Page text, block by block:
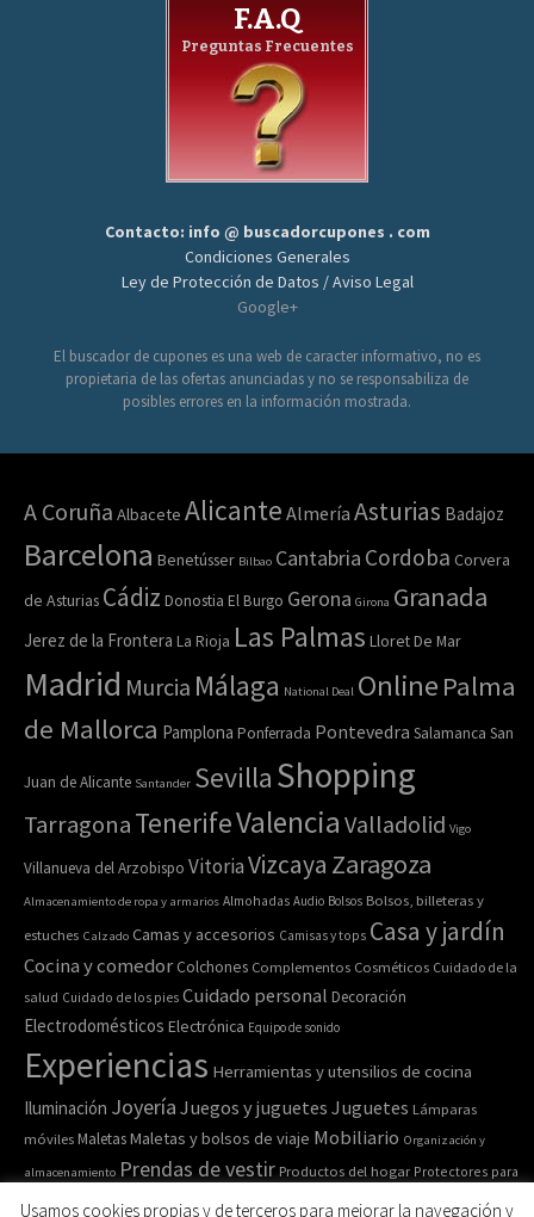
F.A.Q
Preguntas Frecuentes
Contacto: info @ buscadorcupones . com
Condiciones Generales
Ley de Protección de Datos / Aviso Legal
Google+
El buscador de cupones es una web de caracter informativo, no es
propietaria de las ofertas anunciadas y no se responsabiliza de
posibles errores en la información mostrada.
A Coruña Albacete Alicante Almería Asturias Badajoz
Barcelona Benetússer Bilbao Cantabria Cordoba Corvera
de Asturias Cádiz Donostia El Burgo Gerona Girona Granada
Jerez de la Frontera La Rioja Las Palmas Lloret De Mar
Madrid Murcia Málaga National Deal Online Palma
de Mallorca Pamplona Ponferrada Pontevedra Salamanca San
Juan de Alicante Santander Sevilla Shopping
TarragonaTenerifeValencia Valladolid Vigo
Villanueva del Arzobispo VitoriaVizcaya Zaragoza
Almacenamiento de ropa y armarios Almohadas Audio Bolsos Bolsos, billeteras y
estuches Calzado Camas y accesorios Camisas y tops Casa y jardín
Cocina y comedor Colchones Complementos Cosméticos Cuidado de la
salud Cuidado de los pies Cuidado personal Decoración
Electrodomésticos Electrónica Equipo de sonido
Experiencias Herramientas y utensilios de cocina
Iluminación Joyería Juegos y juguetes Juguetes Lámparas
móviles MaletasMaletas y bolsos de viaje Mobiliario Organización y
almacenamiento Prendas de vestir Productos del hogar Protectores para
colchones
Pulseras Recipiente para comida
Relojes de pulsera y de
Usamos cookies propias y de terceros para mejorar la navegación y